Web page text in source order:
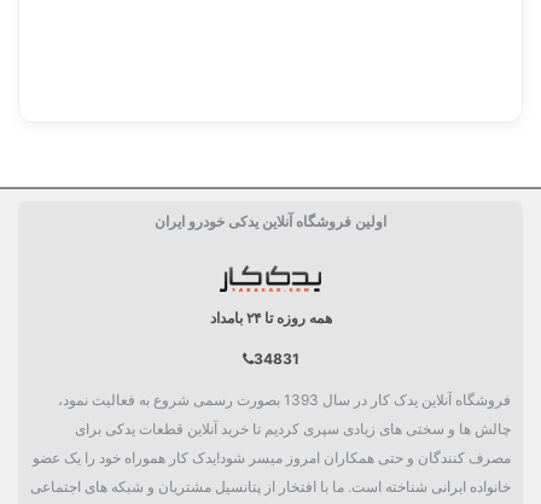
محافظت در برابر سرما و گرما,
استاندارد
اولین فروشگاه آنلاین یدکی خودرو ایران
همه روزه تا ۲۴ بامداد
34831
فروشگاه آنلاین یدک کار در سال 1393 بصورت رسمی شروع به فعالیت نمود،
چالش ها و سختی های زیادی سپری کردیم تا خرید آنلاین قطعات یدکی برای
مصرف کنندگان و حتی همکاران امروز میسر شود!یدک کار هموراه خود را یک عضو
خانواده ایرانی شناخته است. ما با افتخار از پتانسیل مشتریان و شبکه های اجتماعی